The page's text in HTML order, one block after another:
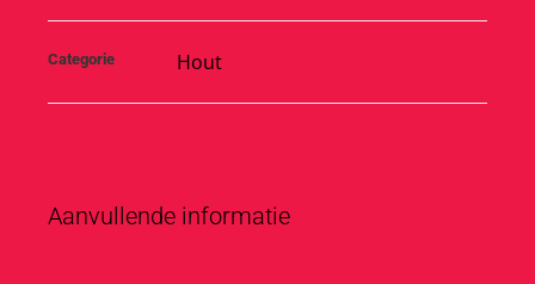
Categorie Hout
Aanvullende informatie